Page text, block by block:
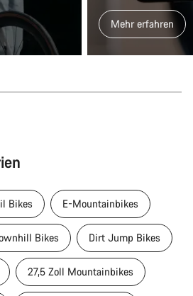
Mehr erfahren
Bikes E-Mountainbikes
Bikes Dirt Jump Bikes
27,5 Zoll Mountainbikes